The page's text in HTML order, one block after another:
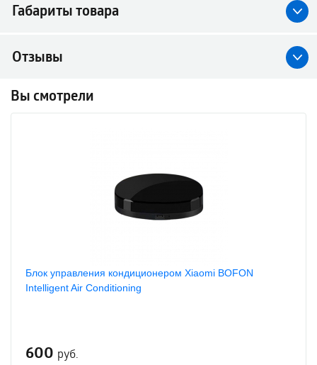
Габариты товара
Отзывы
Вы смотрели
Блок управления кондиционером Xiaomi BOFON
Intelligent Air Conditioning
600 руб.